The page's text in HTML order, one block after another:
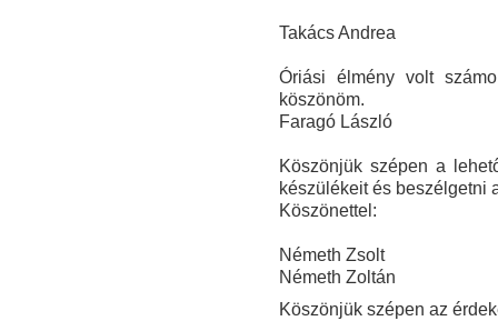
Takács Andrea
Óriási élmény volt
köszönöm.
Faragó László
Köszönjük szépen a
készülékeit és beszélgetni
Köszönettel:
Németh Zsolt
Németh Zoltán
Köszönjük szépen az